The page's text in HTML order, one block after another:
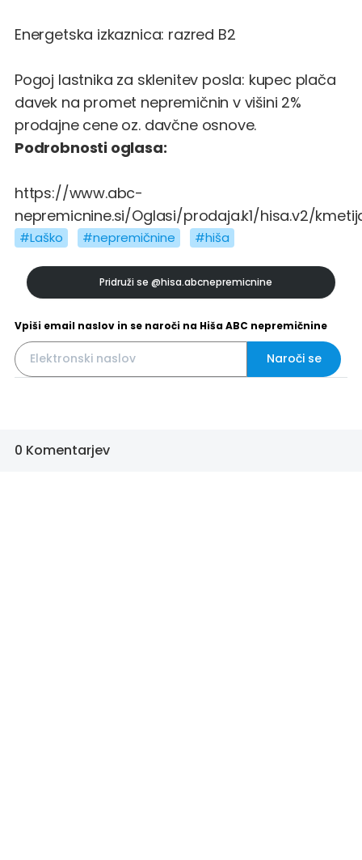
Energetska izkaznica: razred B2
Pogoj lastnika za sklenitev posla: kupec plača
davek na promet nepremičnin v višini 2%
prodajne cene oz. davčne osnove.
Podrobnosti oglasa:
https://www.abc-
nepremicnine.si/Oglasi/prodaja.k1/hisa.v2/
#Laško #nepremičnine #hiša
Pridruži se @hisa.abcnepremicnine
Vpiši email naslov in se naroči na Hiša ABC nepremičnine
Naroči se
0 Komentarjev